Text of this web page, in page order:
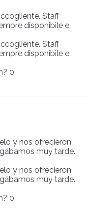
Staff
disponibile e
Staff
disponibile e
0
y nos ofrecieron
muy tarde.
y nos ofrecieron
muy tarde.
0